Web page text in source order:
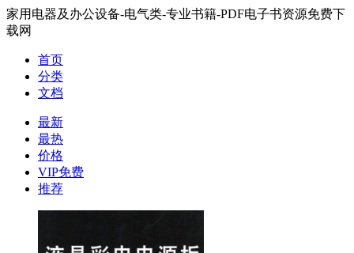
家用电器及办公设备-电气类-专业书籍-PDF电子书资源免费下
载网
首页
分类
文档
最新
最热
价格
VIP免费
推荐